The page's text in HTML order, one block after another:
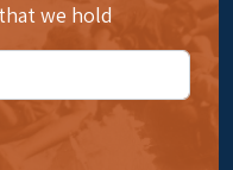
we hold